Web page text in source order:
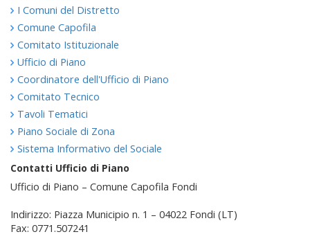
I Comuni del Distretto
Comune Capofila
Comitato Istituzionale
Ufficio di Piano
Coordinatore dell'Ufficio di Piano
Comitato Tecnico
Tavoli Tematici
Piano Sociale di Zona
Sistema Informativo del Sociale
Contatti Ufficio di Piano
Ufficio di Piano – Comune Capofila Fondi
Indirizzo: Piazza Municipio n. 1 – 04022 Fondi (LT)
Fax: 0771.507241